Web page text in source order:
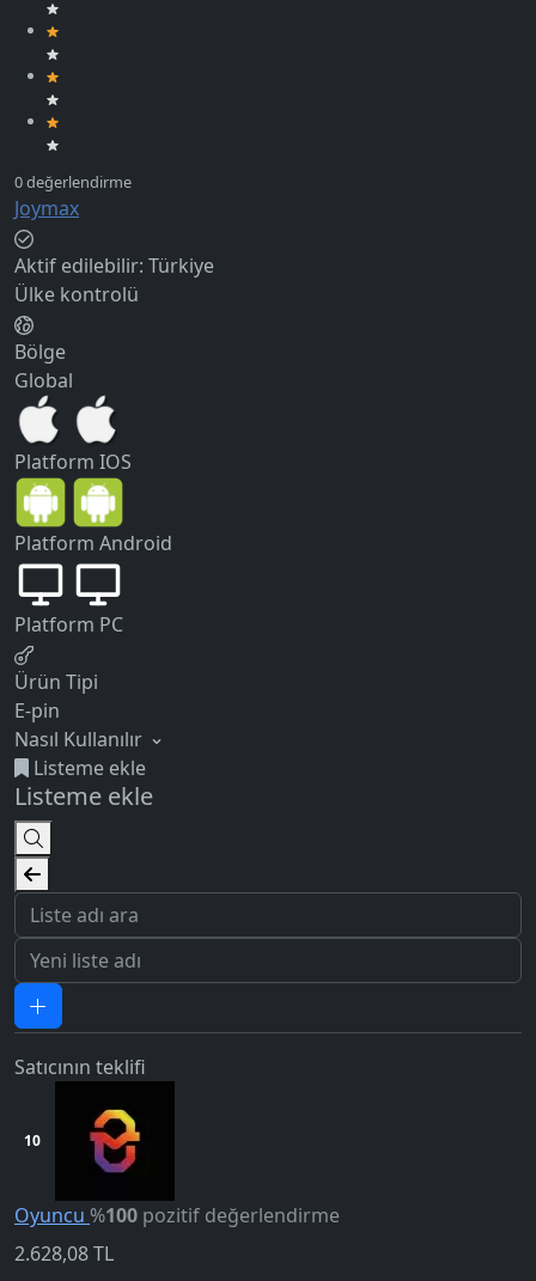
Joymax
Aktif edilebilir: Türkiye
Ülke kontrolü
Bölge
Global
Platform IOS
Platform Android
Platform PC
Ürün Tipi
E-pin
Nasıl Kullanılır
Listeme ekle
Listeme ekle
Satıcının teklifi
10
Oyuncu %100 pozitif değerlendirme
2.628,08TL